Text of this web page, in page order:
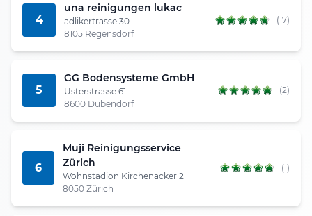
4
una reinigungen lukac
adlikertrasse 30
8105 Regensdorf
(17)
5
GG Bodensysteme GmbH
Usterstrasse 61
8600 Dübendorf
(2)
6
Muji Reinigungsservice
Zürich
Wohnstadion Kirchenacker 2
8050 Zürich
(1)